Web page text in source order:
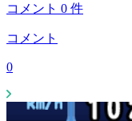
コメント 0 件
コメント
0